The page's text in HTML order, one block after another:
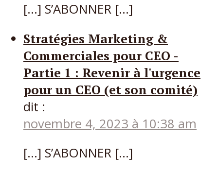
[…] S’ABONNER […]
Stratégies Marketing &
Commerciales pour CEO -
Partie 1 : Revenir à l'urgence
pour un CEO (et son comité)
dit :
novembre 4, 2023 à 10:38 am
[…] S’ABONNER […]